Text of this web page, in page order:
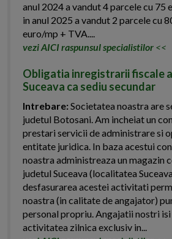
anul 2024 a vandut 4 parcele cu 75
in anul 2025 a vandut 2 parcele cu
euro/mp + TVA....
vezi AICI raspunsul specialistilor <<
Obligatia inregistrarii fiscale
Suceava ca sediu secundar
Intrebare:Societatea noastra are
judetul Botosani. Am incheiat un
prestari servicii de administrare si
entitate juridica. In baza acestui
noastra administreaza un magazin
judetul Suceava (localitatea
desfasurarea acestei activitati
noastra (in calitate de angajator)
personal propriu. Angajatii nostri
activitatea zilnica exclusiv in...